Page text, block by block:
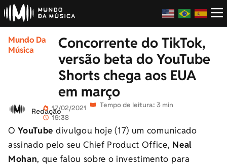
Mundo Da
Música
Concorrente do TikTok,
versão beta do YouTube
Shorts chega aos EUA
em março
Redação17/02/2021
19:38
Tempo de leitura: 3 min
OYouTube divulgou hoje (17) um comunicado
assinado pelo seu Chief Product Office, Neal
Mohan, que falou sobre o investimento para